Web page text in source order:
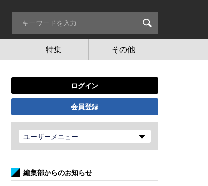
特集 その他
ログイン
会員登録
ユーザーメニュー
編集部からのお知らせ